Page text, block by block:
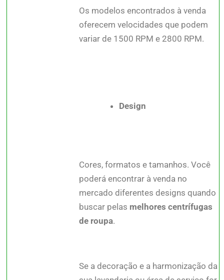
Os modelos encontrados à venda
oferecem velocidades que podem
variar de 1500 RPM e 2800 RPM.
Design
Cores, formatos e tamanhos. Você
poderá encontrar à venda no
mercado diferentes designs quando
buscar pelas melhores centrífugas
de roupa.
Se a decoração e a harmonização da